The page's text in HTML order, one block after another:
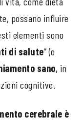
possano influire
elementi sono
di salute” (o
sano, in
cognitive.
cerebrale è